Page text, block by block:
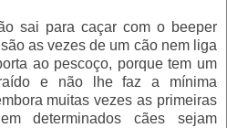
sai para caçar com o beeper
as vezes de um cão nem liga
ao pescoço, porque tem um
e não lhe faz a mínima
muitas vezes as primeiras
determinados cães sejam